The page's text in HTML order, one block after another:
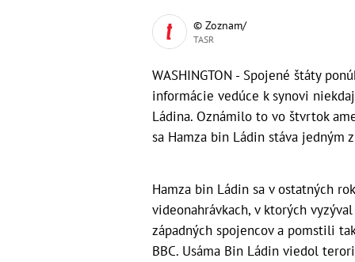
© Zoznam/
TASR
WASHINGTON - Spojené štáty
informácie vedúce k synovi
Ládina. Oznámilo to vo štvrtok
sa Hamza bin Ládin stáva jedným
Hamza bin Ládin sa v ostatných
videonahrávkach, v ktorých
západných spojencov a pomstili
BBC. Usáma Bin Ládin viedol